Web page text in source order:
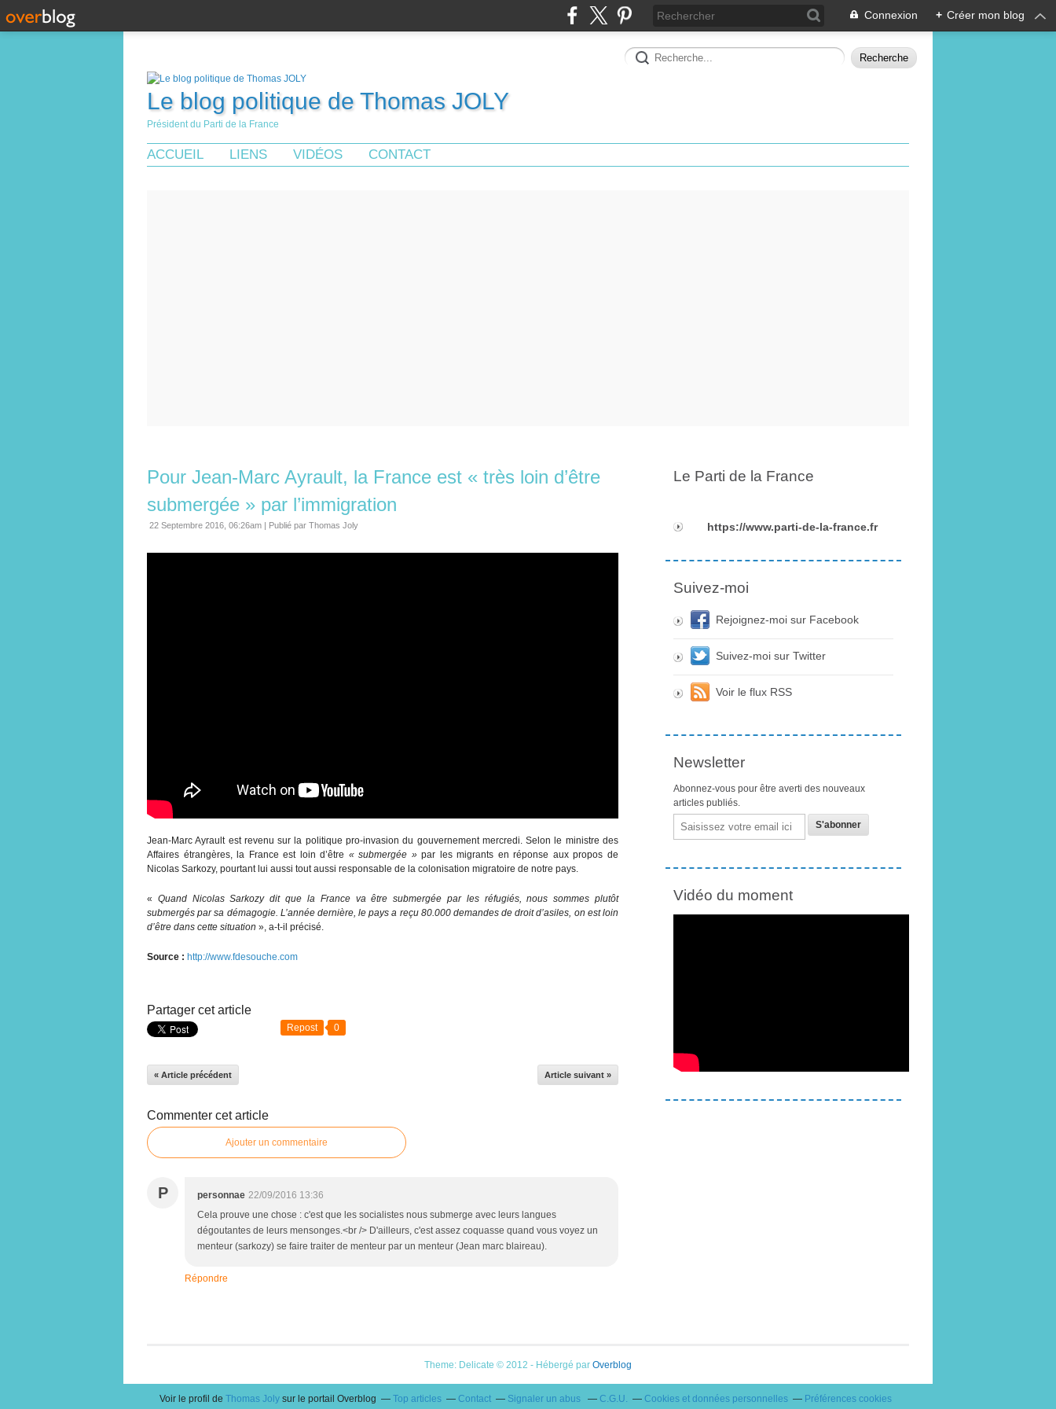
Connexion + Créer mon blog
Le blog politique de Thomas JOLY
Président du Parti de la France
ACCUEIL LIENS VIDÉOS CONTACT
Pour Jean-Marc Ayrault, la France est « très loin d’être
submergée » par l’immigration
22 Septembre 2016, 06:26am | Publié par Thomas Joly
Jean-Marc Ayrault est revenu sur la politique pro-invasion du gouvernement mercredi. Selon le ministre des
Affaires étrangères, la France est loin d’être « submergée »par les migrants en réponse aux propos de
Nicolas Sarkozy, pourtant lui aussi tout aussi responsable de la colonisation migratoire de notre pays.
« Quand Nicolas Sarkozy dit que la France va être submergée par les réfugiés, nous sommes plutôt
submergés par sa démagogie. L’année dernière, le pays a reçu 80.000 demandes de droit d’asiles, on est loin
d’être dans cette situation », a-t-il précisé.
Source : http://www.fdesouche.com
Partager cet article
Repost 0
« Article précédent Article suivant »
Commenter cet article
Ajouter un commentaire
P personnae 22/09/2016 13:36
Cela prouve une chose : c'est que les socialistes nous submerge avec leurs langues
dégoutantes de leurs mensonges.<br /> D'ailleurs, c'est assez coquasse quand vous voyez un
menteur (sarkozy) se faire traiter de menteur par un menteur (Jean marc blaireau).
Répondre
Le Parti de la France
https://www.parti-de-la-france.fr
Suivez-moi
Rejoignez-moi sur Facebook
Suivez-moi sur Twitter
Voir le flux RSS
Newsletter
Abonnez-vous pour être averti des nouveaux
articles publiés.
Email
Vidéo du moment
Theme: Delicate © 2012 - Hébergé par Overblog
Voir le profil de Thomas Joly sur le portail Overblog Top articles Contact Signaler un abus C.G.U. Cookies et données personnelles Préférences cookies